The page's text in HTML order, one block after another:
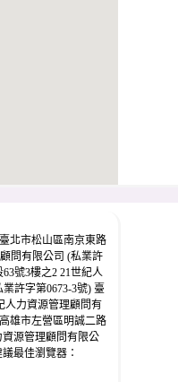
北市松山區南京東路
問有限公司 (私業許
號3樓之2 21世紀人
許字第0673-3號) 臺
人力資源管理顧問有
雄市左營區明誠二路
資源管理顧問有限公
最佳瀏覽器：